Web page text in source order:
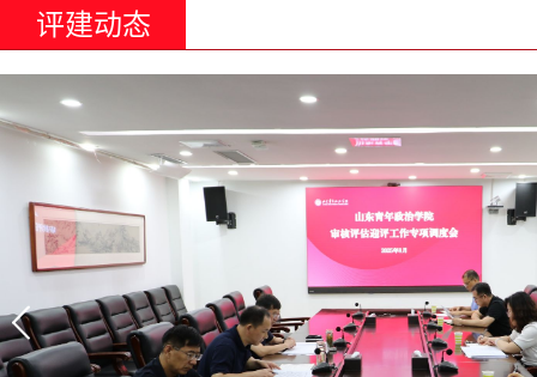
评建动态